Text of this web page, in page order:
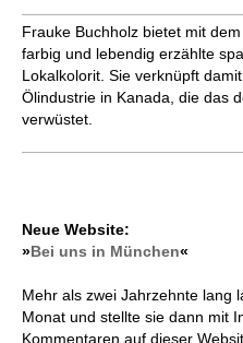
Frauke Buchholz bietet mit
farbig und lebendig erzählte
Lokalkolorit. Sie verknüpft
Ölindustrie in Kanada, die das
verwüstet.
Neue Website:
»Bei uns in München«
Mehr als zwei Jahrzehnte lang
Monat und stellte sie dann mit
Kommentaren auf dieser